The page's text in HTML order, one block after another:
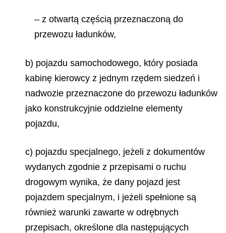
– z otwartą częścią przeznaczoną do
przewozu ładunków,
b) pojazdu samochodowego, który posiada
kabinę kierowcy z jednym rzędem siedzeń i
nadwozie przeznaczone do przewozu ładunków
jako konstrukcyjnie oddzielne elementy
pojazdu,
c) pojazdu specjalnego, jeżeli z dokumentów
wydanych zgodnie z przepisami o ruchu
drogowym wynika, że dany pojazd jest
pojazdem specjalnym, i jeżeli spełnione są
również warunki zawarte w odrębnych
przepisach, określone dla następujących